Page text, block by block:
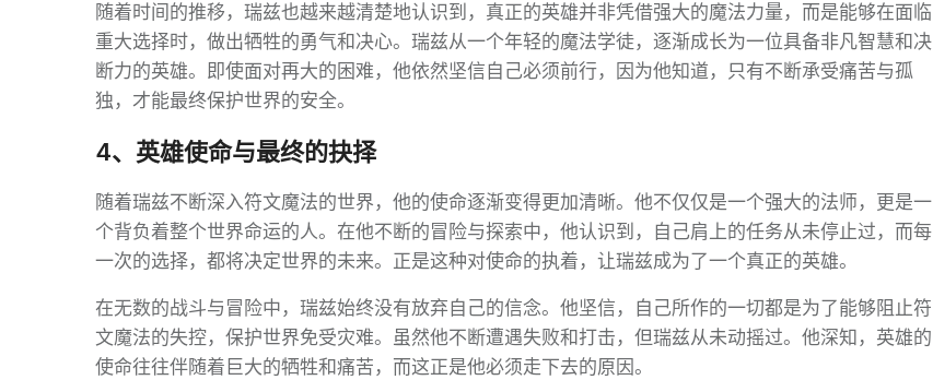
随着时间的推移，瑞兹也越来越清楚地认识到，真正的英雄并非凭借强大的魔法力量，而是能够在面临
重大选择时，做出牺牲的勇气和决心。瑞兹从一个年轻的魔法学徒，逐渐成长为一位具备非凡智慧和决
断力的英雄。即使面对再大的困难，他依然坚信自己必须前行，因为他知道，只有不断承受痛苦与孤
独，才能最终保护世界的安全。
4、英雄使命与最终的抉择
随着瑞兹不断深入符文魔法的世界，他的使命逐渐变得更加清晰。他不仅仅是一个强大的法师，更是一
个背负着整个世界命运的人。在他不断的冒险与探索中，他认识到，自己肩上的任务从未停止过，而每
一次的选择，都将决定世界的未来。正是这种对使命的执着，让瑞兹成为了一个真正的英雄。
在无数的战斗与冒险中，瑞兹始终没有放弃自己的信念。他坚信，自己所作的一切都是为了能够阻止符
文魔法的失控，保护世界免受灾难。虽然他不断遭遇失败和打击，但瑞兹从未动摇过。他深知，英雄的
使命往往伴随着巨大的牺牲和痛苦，而这正是他必须走下去的原因。